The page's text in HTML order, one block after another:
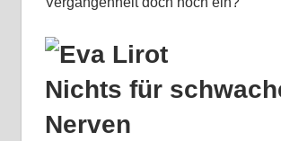
Nichts für
Nerven